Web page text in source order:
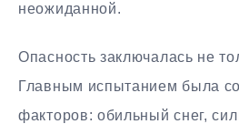
неожиданной.
Опасность заключалась не
Главным испытанием была
факторов: обильный снег,